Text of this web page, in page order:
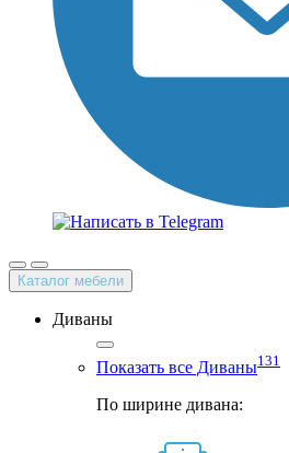
Каталог мебели
Диваны
Показать все Диваны131
По ширине дивана: